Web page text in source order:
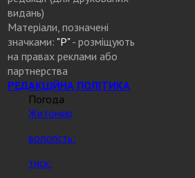
видань)
Матеріали, позначені
значками: "Р"- розміщують
на правах реклами або
партнерства
РЕДАКЦІЙНА ПОЛІТИКА
Погода
Житомир
вологість:
тиск: